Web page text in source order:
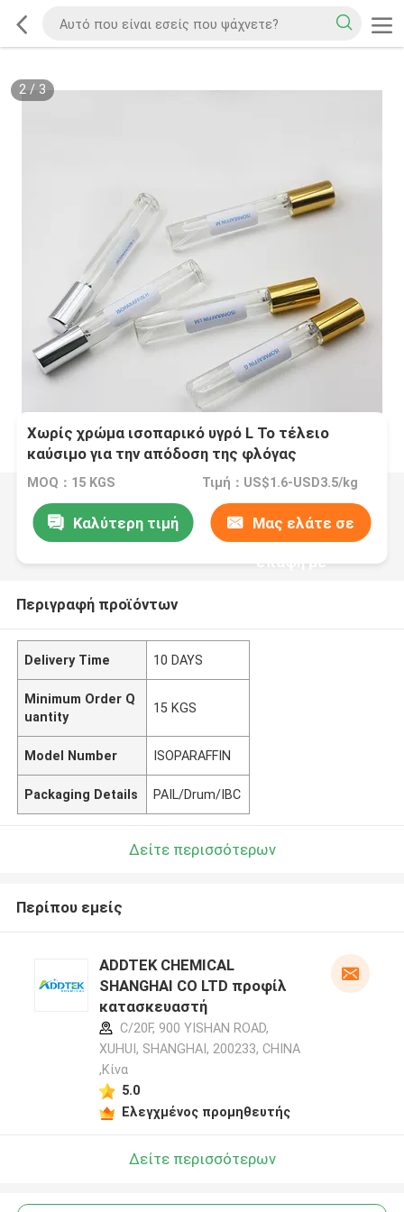
2/ 3
Χωρίς χρώμα ισοπαρικό υγρό L Το τέλειο
καύσιμο για την απόδοση της φλόγας
MOQ：15 KGS Τιμή：US$1.6-USD3.5/kg
Καλύτερη τιμή Μας ελάτε σε
επαφή με
Περιγραφή προϊόντων
Delivery Time 10 DAYS
Minimum Order Q
uantity
15 KGS
Model Number ISOPARAFFIN
Packaging Details PAIL/Drum/IBC
Δείτε περισσότερων
Περίπου εμείς
ADDTEK CHEMICAL
SHANGHAI CO LTD προφίλ
κατασκευαστή
C/20F, 900 YISHAN ROAD,
XUHUI, SHANGHAI, 200233, CHINA
,Κίνα
5.0
Ελεγχμένος προμηθευτής
Δείτε περισσότερων